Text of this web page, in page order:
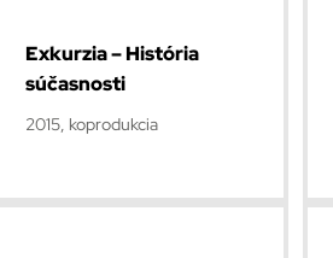
Exkurzia – História
súčasnosti
2015, koprodukcia